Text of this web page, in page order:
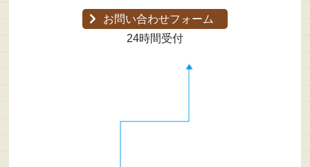
お問い合わせフォーム
24時間受付